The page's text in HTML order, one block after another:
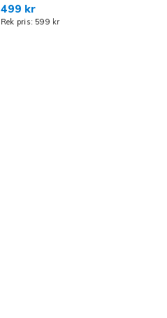
499 kr
Rek pris: 599 kr